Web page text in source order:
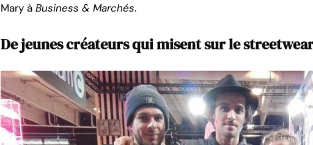
Mary à Business & Marchés.
De jeunes créateurs qui misent sur le